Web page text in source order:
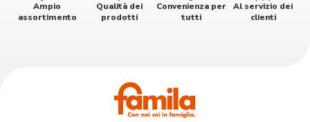
Ampio
assortimento
Qualità dei
prodotti
Convenienza per
tutti
Al servizio dei
clienti